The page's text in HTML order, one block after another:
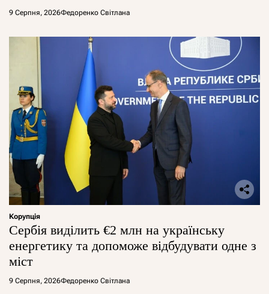
9 Серпня, 2026Федоренко Світлана
Корупція
Сербія виділить €2 млн на українську
енергетику та допоможе відбудувати одне з
міст
9 Серпня, 2026Федоренко Світлана